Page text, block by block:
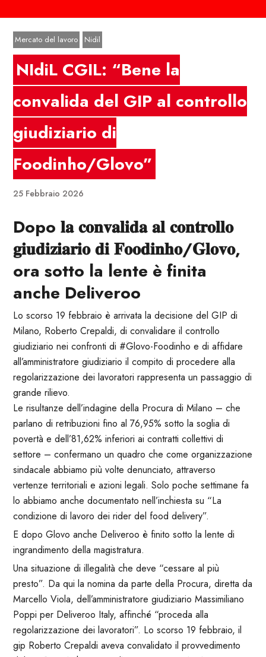
Mercato del lavoro Nidil
NIdiL CGIL: “Bene la
convalida del GIP al controllo
giudiziario di
Foodinho/Glovo”
25 Febbraio 2026
Dopo 𝐥𝐚 𝐜𝐨𝐧𝐯𝐚𝐥𝐢𝐝𝐚 𝐚𝐥 𝐜𝐨𝐧𝐭𝐫𝐨𝐥𝐥𝐨
𝐠𝐢𝐮𝐝𝐢𝐳𝐢𝐚𝐫𝐢𝐨 𝐝𝐢 𝐅𝐨𝐨𝐝𝐢𝐧𝐡𝐨/𝐆𝐥𝐨𝐯𝐨,
ora sotto la lente è finita
anche Deliveroo
Lo scorso 19 febbraio è arrivata la decisione del GIP di
Milano, Roberto Crepaldi, di convalidare il controllo
giudiziario nei confronti di #Glovo-Foodinho e di affidare
all’amministratore giudiziario il compito di procedere alla
regolarizzazione dei lavoratori rappresenta un passaggio di
grande rilievo.
Le risultanze dell’indagine della Procura di Milano – che
parlano di retribuzioni fino al 76,95% sotto la soglia di
povertà e dell’81,62% inferiori ai contratti collettivi di
settore – confermano un quadro che come organizzazione
sindacale abbiamo più volte denunciato, attraverso
vertenze territoriali e azioni legali. Solo poche settimane fa
lo abbiamo anche documentato nell’inchiesta su “La
condizione di lavoro dei rider del food delivery”.
E dopo Glovo anche Deliveroo è finito sotto la lente di
ingrandimento della magistratura.
Una situazione di illegalità che deve “cessare al più
presto”. Da qui la nomina da parte della Procura, diretta da
Marcello Viola, dell’amministratore giudiziario Massimiliano
Poppi per Deliveroo Italy, affinché “proceda alla
regolarizzazione dei lavoratori”. Lo scorso 19 febbraio, il
gip Roberto Crepaldi aveva convalidato il provvedimento